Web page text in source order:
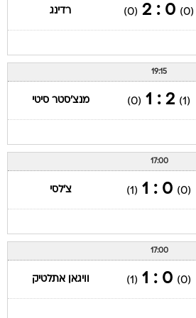
(0)
0 : 2
(0) רדינג
19:15
(1)
2 : 1
(0) מנצ'סטר סיטי
17:00
(0)
0 : 1
(1) צ'לסי
17:00
(0)
0 : 1
(1) וויגאן אתלטיק